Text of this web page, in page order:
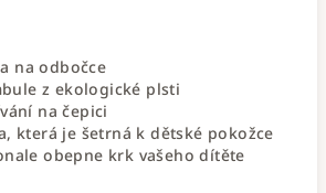
na odbočce
z ekologické plsti
na čepici
která je šetrná k dětské pokožce
obepne krk vašeho dítěte